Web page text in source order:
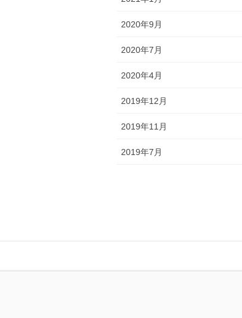
2020年9月
2020年7月
2020年4月
2019年12月
2019年11月
2019年7月